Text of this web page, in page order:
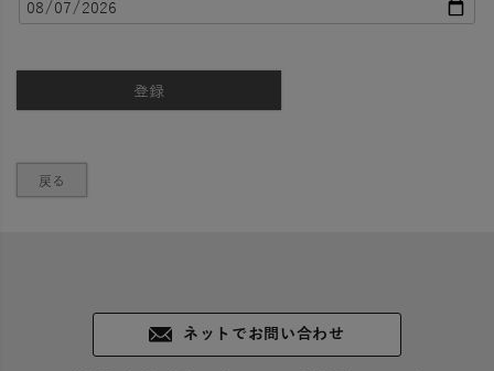
(
登録
戻る
ネットでお問い合わせ